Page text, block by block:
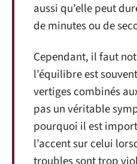
aussi qu’elle peut
de minutes ou de
Cependant, il faut
l’équilibre est
vertiges combinés
pas un véritable
pourquoi il est
l’accent sur celui